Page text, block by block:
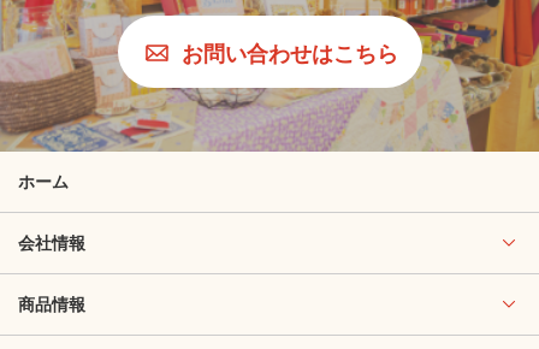
お問い合わせはこちら
ホーム
会社情報
商品情報